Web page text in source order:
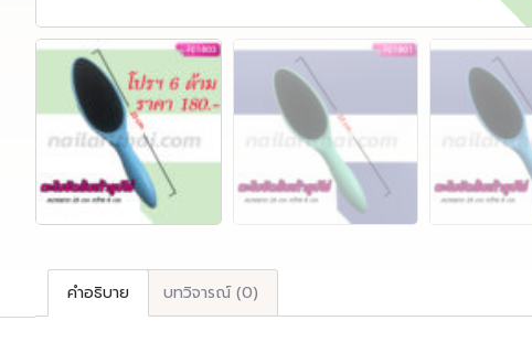
คำอธิบาย บทวิจารณ์ (0)